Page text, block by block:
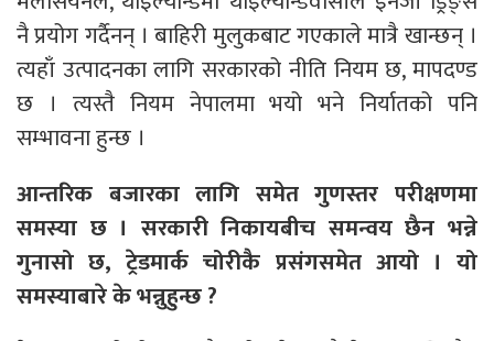
नै प्रयोग गर्दैनन् । बाहिरी मुलुकबाट गएकाले मात्रै खान्छन् ।
त्यहाँ उत्पादनका लागि सरकारको नीति नियम छ, मापदण्ड
छ । त्यस्तै नियम नेपालमा भयो भने निर्यातको पनि
सम्भावना हुन्छ ।
आन्तरिक बजारका लागि समेत गुणस्तर परीक्षणमा
समस्या छ । सरकारी निकायबीच समन्वय छैन भन्ने
गुनासो छ, ट्रेडमार्क चोरीकै प्रसंगसमेत आयो । यो
समस्याबारे के भन्नुहुन्छ ?